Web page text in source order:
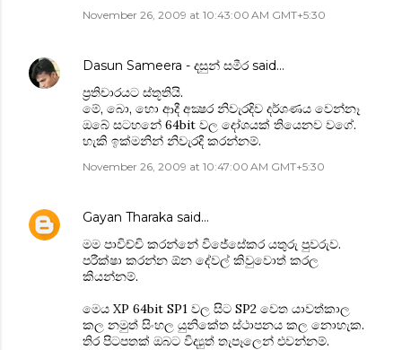
November 26, 2009 at 10:43:00 AM GMT+5:30
Dasun Sameera - දසුන් සමීර said…
ප්‍රතිචාරයට ස්තූතියි.
මේ, බො‍, හො ආදී අක්‍ෂර නිවැරදිව දර්ශණය වෙන්නෑ
ඔබේ සටහනේ 64bit වල දෝශයක් තියෙනව වගේ.
හැකි ඉක්මනින් නිවැරදි කරන්නම්.
November 26, 2009 at 10:47:00 AM GMT+5:30
Gayan Tharaka said…
මම පාවිච්චි කරන්නේ වි‍ජේසේකර යතුරු පුවරුව.
පරීක්ෂා කරන්න ඕන දේවල් කිවුවොත් කරල
කියන්නම්.
මෙය XP 64bit SP1 වල සිට SP2 වෙත යාවත්කාල
කල නමුත් සිංහල යුනිකේත ස්ථාපනය කල නොහැක.
තිර පිටපතක් ඔබට විද්‍යුත් තැපෑලෙන් එවන්නම්.